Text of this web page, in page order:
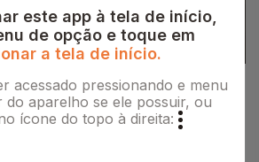
2.0 16V 4P GLS FLEX
este app à tela de início,
de opção e toque em
a tela de início.
acessado pressionando e menu
do aparelho se ele possuir, ou
ícone do topo à direita: